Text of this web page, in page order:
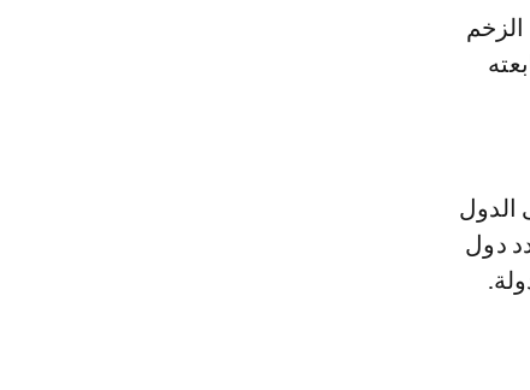
الزخم
الدول
دول